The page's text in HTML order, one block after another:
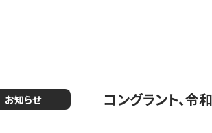
お知らせ コングラント、